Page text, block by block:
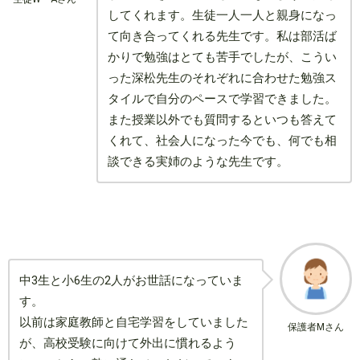
してくれます。生徒一人一人と親身になっ
て向き合ってくれる先生です。私は部活ば
かりで勉強はとても苦手でしたが、こうい
った深松先生のそれぞれに合わせた勉強ス
タイルで自分のペースで学習できました。
また授業以外でも質問するといつも答えて
くれて、社会人になった今でも、何でも相
談できる実姉のような先生です。
保護者Mさん
中3生と小6生の2人がお世話になっていま
す。
以前は家庭教師と自宅学習をしていました
が、高校受験に向けて外出に慣れるよう